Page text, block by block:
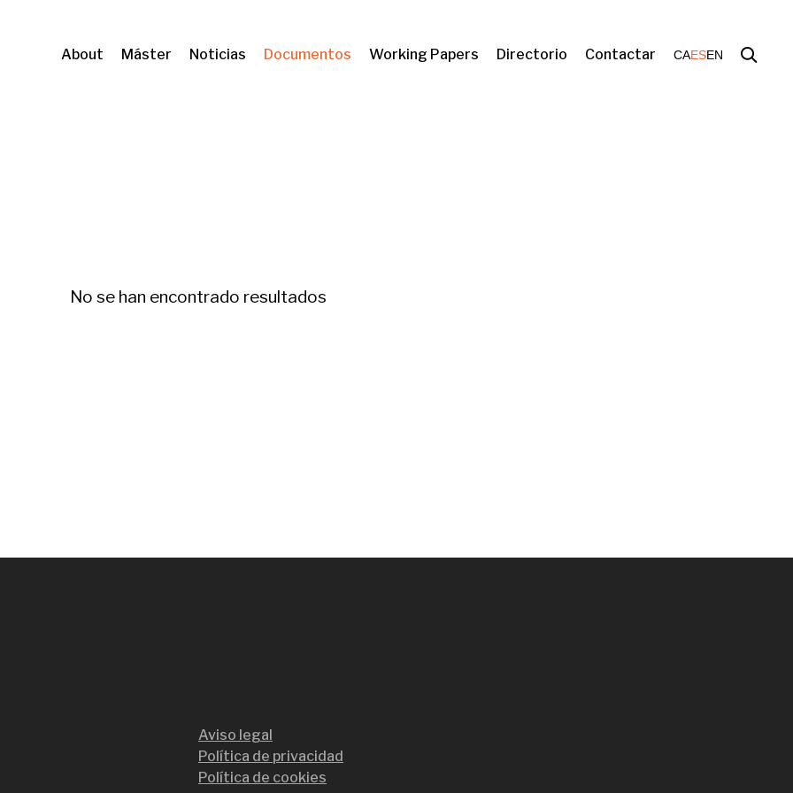
About Máster Noticias Documentos Working Papers Directorio Contactar CAESEN
No se han encontrado resultados
Aviso legal
Política de privacidad
Política de cookies